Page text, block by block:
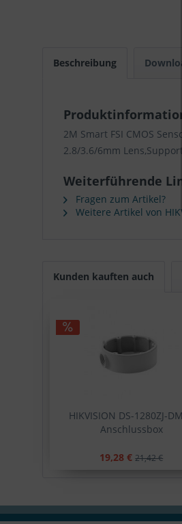
Beschreibung
2M Smart FSI CMOS
2.8/3.6/6mm
Weiterführende
Fragen zum Artikel?
Weitere Artikel von
Kunden kauften auch
HIKVISION DS-1280ZJ-
Anschlussbox
19,28 € 21,42 €